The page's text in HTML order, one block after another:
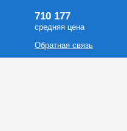
710 177
средняя цена
Обратная связь